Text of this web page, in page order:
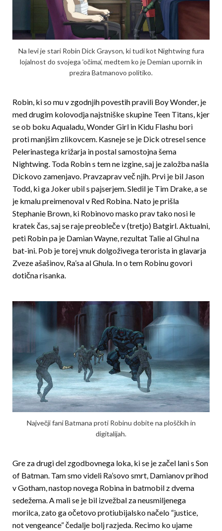
Na levi je stari Robin Dick Grayson, ki tudi kot Nightwing fura
lojalnost do svojega ’očima’, medtem ko je Demian upornik in
prezira Batmanovo politiko.
Robin, ki so mu v zgodnjih povestih pravili Boy Wonder, je
med drugim kolovodja najstniške skupine Teen Titans, kjer
se ob boku Aqualadu, Wonder Girl in Kidu Flashu bori
proti manjšim zlikovcem. Kasneje se je Dick otresel sence
Pelerinastega križarja in postal samostojna šema
Nightwing. Toda Robin s tem ne izgine, saj je založba našla
Dickovo zamenjavo. Pravzaprav več njih. Prvi je bil Jason
Todd, ki ga Joker ubil s pajserjem. Sledil je Tim Drake, a se
je kmalu preimenoval v Red Robina. Nato je prišla
Stephanie Brown, ki Robinovo masko prav tako nosi le
kratek čas, saj se raje preobleče v (tretjo) Batgirl. Aktualni,
peti Robin pa je Damian Wayne, rezultat Talie al Ghul na
bat-ini. Pob je torej vnuk dolgoživega terorista in glavarja
Zveze ašašinov, Ra’sa al Ghula. In o tem Robinu govori
dotična risanka.
Največji fani Batmana proti Robinu dobite na ploščkih in
digitalijah.
Gre za drugi del zgodbovnega loka, ki se je začel lani s Son
of Batman. Tam smo videli Ra’sovo smrt, Damianov prihod
v Gotham, nastop novega Robina in batmobil z dvema
sedežema. A mali se je bil izvežbal za neusmiljenega
morilca, zato ga očetovo protiubijalsko načelo “justice,
not vengeance” čedalje bolj razjeda. Recimo ko ujame